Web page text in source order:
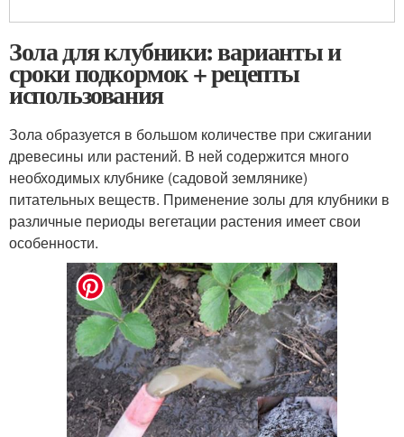
Зола для клубники: варианты и
сроки подкормок + рецепты
использования
Зола образуется в большом количестве при сжигании
древесины или растений. В ней содержится много
необходимых клубнике (садовой землянике)
питательных веществ. Применение золы для клубники в
различные периоды вегетации растения имеет свои
особенности.